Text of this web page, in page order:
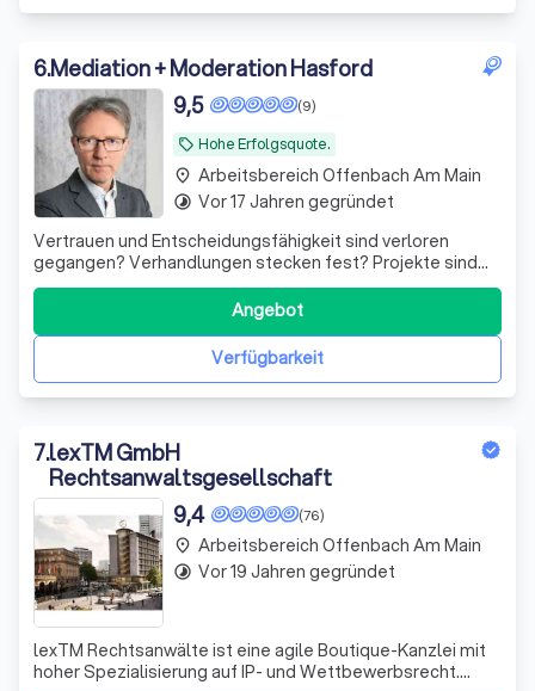
6.Mediation + Moderation Hasford
local_offer Hohe Erfolgsquote.
(9)
9,5
Vertrauen und Entscheidungsfähigkeit sind verloren
gegangen? Verhandlungen stecken fest? Projekte sind
gefährdet? Ich begleite Gesellschafter, Unternehmen
und Erben auf dem Weg zurück zur Einigung.
Verfügbarkeit
Angebot
place Arbeitsbereich Offenbach Am Main
timelapse Vor 17 Jahren gegründet
7.lexTM GmbH
Rechtsanwaltsgesellschaft
(76)
9,4
lexTM Rechtsanwälte ist eine agile Boutique-Kanzlei mit
hoher Spezialisierung auf IP- und Wettbewerbsrecht.
place Arbeitsbereich Offenbach Am Main
timelapse Vor 19 Jahren gegründet